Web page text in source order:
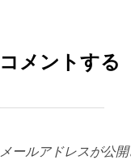
コメントする
メールアドレスが公